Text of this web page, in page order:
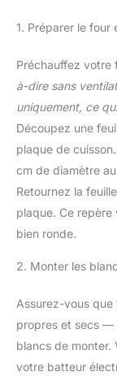
1. Préparer le four
Préchauffez votre
à-dire sans
uniquement, ce
Découpez une
plaque de
cm de diamètre
Retournez la
plaque. Ce repère
bien ronde.
2. Monter les
Assurez-vous
propres et secs —
blancs de monter.
votre batteur